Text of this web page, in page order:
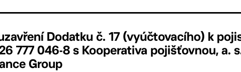
Dodatku č. 17 (vyúčtovacího) k
777 046-8 s Kooperativa pojišťovnou, a.
Group